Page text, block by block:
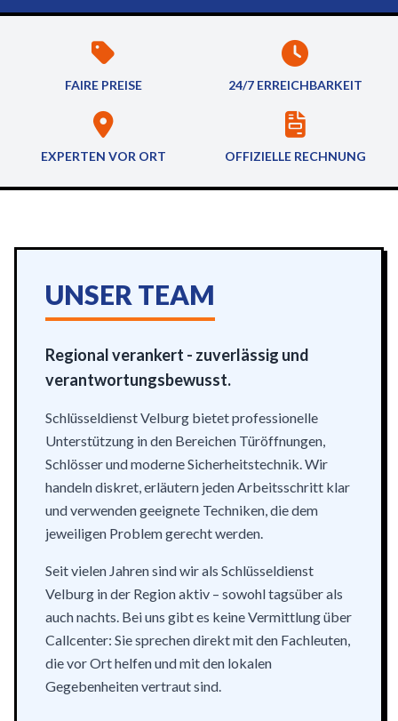
FAIRE PREISE 24/7 ERREICHBARKEIT
EXPERTEN VOR ORT OFFIZIELLE RECHNUNG
UNSER TEAM
Regional verankert - zuverlässig und
verantwortungsbewusst.
Schlüsseldienst Velburg bietet professionelle
Unterstützung in den Bereichen Türöffnungen,
Schlösser und moderne Sicherheitstechnik. Wir
handeln diskret, erläutern jeden Arbeitsschritt klar
und verwenden geeignete Techniken, die dem
jeweiligen Problem gerecht werden.
Seit vielen Jahren sind wir als Schlüsseldienst
Velburg in der Region aktiv – sowohl tagsüber als
auch nachts. Bei uns gibt es keine Vermittlung über
Callcenter: Sie sprechen direkt mit den Fachleuten,
die vor Ort helfen und mit den lokalen
Gegebenheiten vertraut sind.